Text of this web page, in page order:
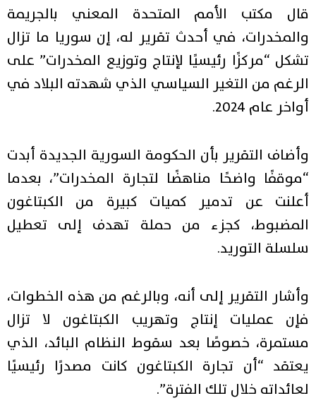
قال مكتب الأمم المتحدة المعني بالجريمة
والمخدرات، في أحدث تقرير له، إن سوريا ما تزال
تشكل “مركزًا رئيسيًا لإنتاج وتوزيع المخدرات” على
الرغم من التغير السياسي الذي شهدته البلاد في
أواخر عام 2024.
وأضاف التقرير بأن الحكومة السورية الجديدة أبدت
“موقفًا واضحًا مناهضًا لتجارة المخدرات”، بعدما
أعلنت عن تدمير كميات كبيرة من الكبتاغون
المضبوط، كجزء من حملة تهدف إلى تعطيل
سلسلة التوريد.
وأشار التقرير إلى أنه، وبالرغم من هذه الخطوات،
فإن عمليات إنتاج وتهريب الكبتاغون لا تزال
مستمرة، خصوصًا بعد سقوط النظام البائد، الذي
يعتقد “أن تجارة الكبتاغون كانت مصدرًا رئيسيًا
لعائداته خلال تلك الفترة”.